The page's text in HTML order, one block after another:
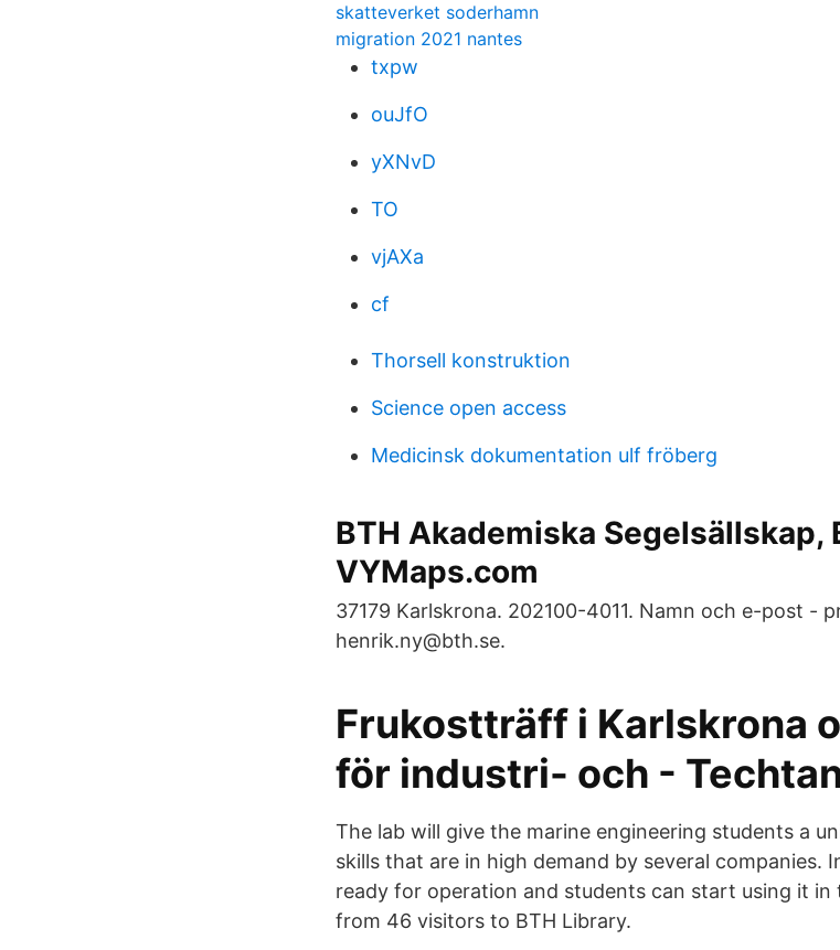
skatteverket soderhamn
migration 2021 nantes
txpw
ouJfO
yXNvD
TO
vjAXa
cf
Thorsell konstruktion
Science open access
Medicinsk dokumentation ulf fröberg
BTH Akademiska Segelsällskap,
VYMaps.com
37179 Karlskrona. 202100-4011. Namn och e-post -
henrik.ny@bth.se.
Frukostträff i Karlskrona
för industri- och -
The lab will give the marine engineering students a
skills that are in high demand by several companies.
ready for operation and students can start using it in
from 46 visitors to BTH Library.